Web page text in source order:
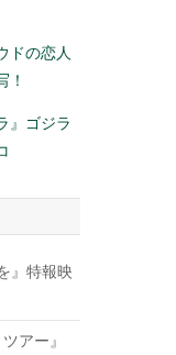
ドの恋人
！
』ゴジラ
』特報映
アー』